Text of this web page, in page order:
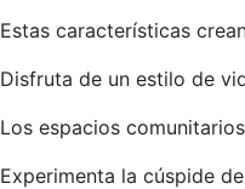
Estas características
Disfruta de un estilo de
Los espacios
Experimenta la cúspide